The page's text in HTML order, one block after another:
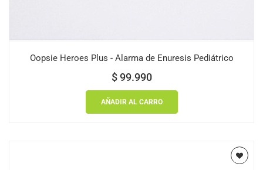
Oopsie Heroes Plus - Alarma de Enuresis Pediátrico
$99.990
AÑADIR AL CARRO